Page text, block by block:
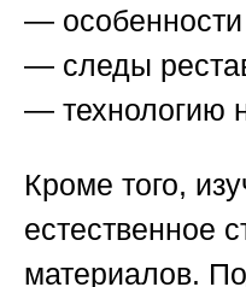
— особенности
— следы
— технологию
Кроме того,
естественное
материалов.